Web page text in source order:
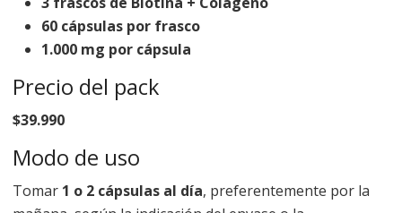
60 cápsulas por frasco
1.000 mg por cápsula
Precio del pack
$39.990
Modo de uso
Tomar 1 o 2 cápsulas al día, preferentemente por la